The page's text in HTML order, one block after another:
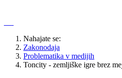
Nahajate se:
Zakonodaja
Problematika v medijih
Toncity - zemljiške igre brez